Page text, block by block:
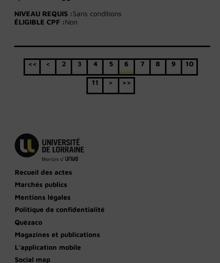
NIVEAU REQUIS :Sans conditions
ÉLIGIBLE CPF :Non
<< < 2 3 4 5 6 7 8 9 10
11 > >>
Recueil des actes
Marchés publics
Mentions légales
Politique de confidentialité
Quèzaco
Magazines et publications
L’application mobile
Social map